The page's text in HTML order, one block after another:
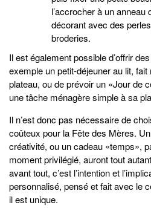
l’accrocher à un
décorant avec des
broderies.
Il est également possible d’offrir
exemple un petit-déjeuner au lit,
plateau, ou de prévoir un «Jour de
une tâche ménagère simple à sa
Il n’est donc pas nécessaire de
coûteux pour la Fête des Mères.
créativité, ou un cadeau «temps»,
moment privilégié, auront tout
avant tout, c’est l’intention et
personnalisé, pensé et fait avec le
il est unique.